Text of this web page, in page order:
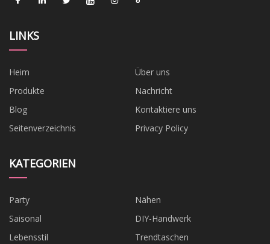
LINKS
Heim
Über uns
Produkte
Nachricht
Blog
Kontaktiere uns
Seitenverzeichnis
Privacy Policy
KATEGORIEN
Party
Nähen
Saisonal
DIY-Handwerk
Lebensstil
Trendtaschen